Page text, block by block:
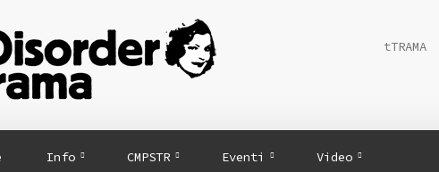
tTRAMA
Info CMPSTR Eventi Video